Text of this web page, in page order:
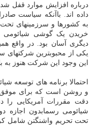
درباره افزایش موارد قفل
داده اند. باآنکه سیاست
به کشورها و سرزمینهای
خریدن یک گوشی شیائومی
دیگری آسان بود. در واقع
یکی از محبوبترین شرکتهای
این وجود این شرکت هنوز به
احتمالا برنامه های توسعه
و روشن است که برای موفق
دقت مقررات آمریکایی را
شیائومی رسمابدون اجازه
تحت تحریم واشنگتن شامل